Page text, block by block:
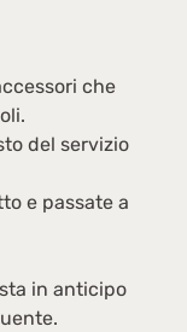
che
del servizio
e passate a
in anticipo